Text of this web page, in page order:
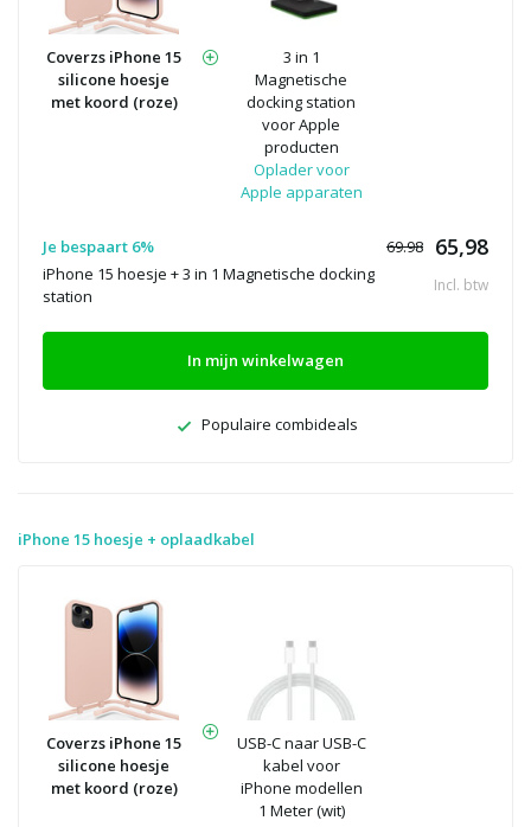
Coverzs iPhone 15
silicone hoesje
met koord (roze)
3 in 1
Magnetische
docking station
voor Apple
producten
Oplader voor
Apple apparaten
Je bespaart 6% 69.98 65,98
iPhone 15 hoesje + 3 in 1 Magnetische docking
station
Incl. btw
In mijn winkelwagen
Populaire combideals
iPhone 15 hoesje + oplaadkabel
Coverzs iPhone 15
silicone hoesje
met koord (roze)
USB-C naar USB-C
kabel voor
iPhone modellen
1 Meter (wit)